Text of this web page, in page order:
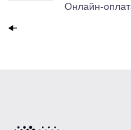
Онлайн-